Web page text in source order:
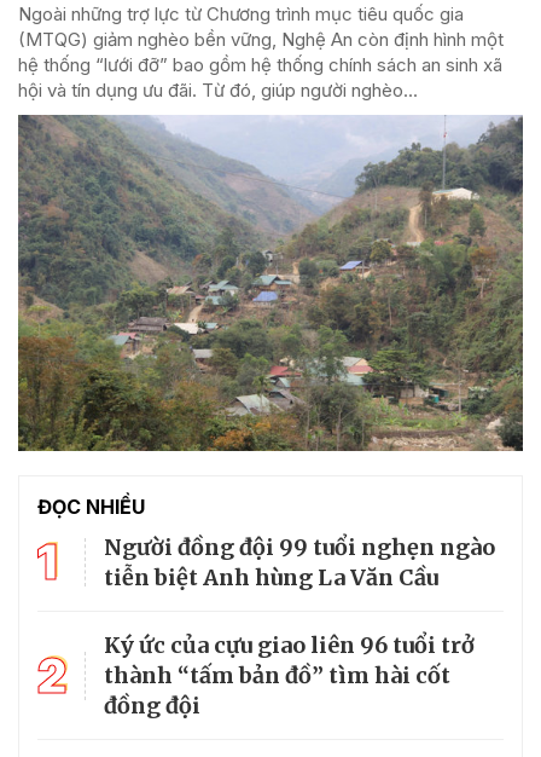
Ngoài những trợ lực từ Chương trình mục tiêu quốc gia
(MTQG) giảm nghèo bền vững, Nghệ An còn định hình một
hệ thống “lưới đỡ” bao gồm hệ thống chính sách an sinh xã
hội và tín dụng ưu đãi. Từ đó, giúp người nghèo...
ĐỌC NHIỀU
1
Người đồng đội 99 tuổi nghẹn ngào
tiễn biệt Anh hùng La Văn Cầu
2
Ký ức của cựu giao liên 96 tuổi trở
thành “tấm bản đồ” tìm hài cốt
đồng đội